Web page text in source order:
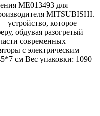
ME013493 для
MITSUBISHI.
устройство, которое
обдувая разогретый
современных
с электрическим
см Вес упаковки: 1090